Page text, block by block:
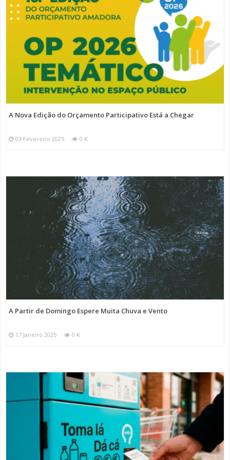
A Nova Edição do Orçamento Participativo Está a Chegar
03 Fevereiro 2025 0 K
A Partir de Domingo Espere Muita Chuva e Vento
17 Janeiro 2025 0 K